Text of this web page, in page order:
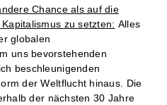
Chance als auf die
zu setzten: Alles
globalen
uns bevorstehenden
beschleunigenden
der Weltflucht hinaus. Die
der nächsten 30 Jahre